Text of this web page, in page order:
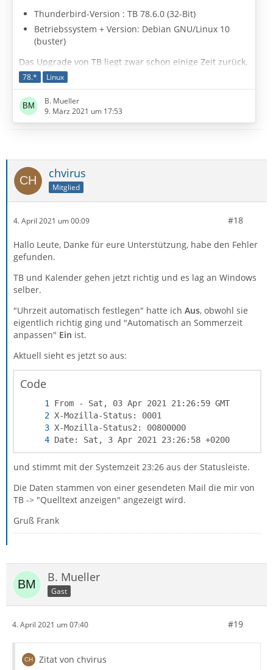
Thunderbird-Version : TB 78.6.0 (32-Bit)
Betriebssystem + Version: Debian GNU/Linux 10
(buster)
Das Upgrade von TB liegt zwar schon einige Zeit zurück,
aber erst heute fiel mir auf, daß beim Auflisten von
Mails die Uhrzeit in der Spalte «Datum» immer in UTC
angezeigt wird.
Das tritt bei allen ein- und ausgegangenen Mails auf,
Date: Sun, 3 Jun 2018 22:25:58 +0200 → 03.06.18, 20:25
Date: Fri, 28 Dec 2018 18:29:28 +0100 → 28.12.18, 17:29
78.* Linux
B. Mueller
9. März 2021 um 17:53
chvirus
Mitglied
4. April 2021 um 00:09 #18
Hallo Leute, Danke für eure Unterstützung, habe den Fehler
gefunden.
TB und Kalender gehen jetzt richtig und es lag an Windows
selber.
"Uhrzeit automatisch festlegen" hatte ich Aus, obwohl sie
eigentlich richtig ging und "Automatisch an Sommerzeit
anpassen" Ein ist.
Aktuell sieht es jetzt so aus:
Code
Date: Sat, 3 Apr 2021 23:26:58 +0200
und stimmt mit der Systemzeit 23:26 aus der Statusleiste.
Die Daten stammen von einer gesendeten Mail die mir von
TB -> "Quelltext anzeigen" angezeigt wird.
Gruß Frank
B. Mueller
Gast
4. April 2021 um 07:40 #19
Zitat von chvirus